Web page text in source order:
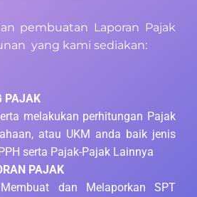
pembuatan Laporan Pajak
yang kami sediakan:
PAJAK
melakukan perhitungan Pajak
atau UKM anda baik jenis
serta Pajak-Pajak Lainnya
PAJAK
dan Melaporkan SPT